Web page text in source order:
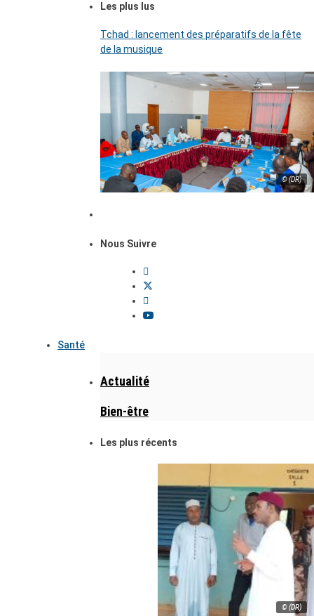
Les plus lus
Tchad : lancement des préparatifs de la fête
de la musique
© (DR)
Nous Suivre
Santé
Actualité
Bien-être
Les plus récents
© (DR)